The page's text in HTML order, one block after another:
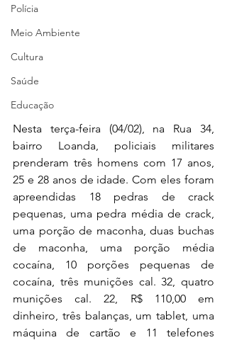
Polícia
Meio Ambiente
Cultura
Saúde
Educação
Nesta terça-feira (04/02), na Rua 34,
bairro Loanda, policiais militares
prenderam três homens com 17 anos,
25 e 28 anos de idade. Com eles foram
apreendidas 18 pedras de crack
pequenas, uma pedra média de crack,
uma porção de maconha, duas buchas
de maconha, uma porção média
cocaína, 10 porções pequenas de
cocaína, três munições cal. 32, quatro
munições cal. 22, R$ 110,00 em
dinheiro, três balanças, um tablet, uma
máquina de cartão e 11 telefones